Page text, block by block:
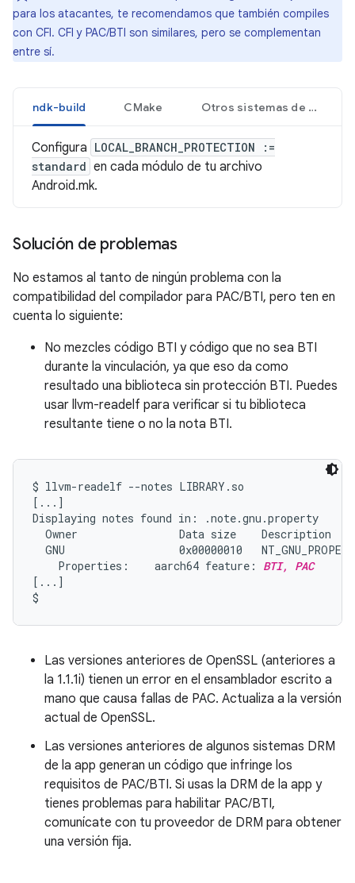
para los atacantes, te recomendamos que también compiles
con CFI. CFI y PAC/BTI son similares, pero se complementan
entre sí.
ndk-build CMake Otros sistemas de compilaciones
Configura LOCAL_BRANCH_PROTECTION :=
standard en cada módulo de tu archivo
Android.mk.
Solución de problemas
No estamos al tanto de ningún problema con la
compatibilidad del compilador para PAC/BTI, pero ten en
cuenta lo siguiente:
No mezcles código BTI y código que no sea BTI
durante la vinculación, ya que eso da como
resultado una biblioteca sin protección BTI. Puedes
usar llvm-readelf para verificar si tu biblioteca
resultante tiene o no la nota BTI.
$ llvm-readelf --notes LIBRARY.so
[...]
Displaying notes found in: .note.gnu.property
  Owner                Data size    Description
GNU                  0x00000010
    Properties:    aarch64 feature:
BTI, PAC
[...]
Las versiones anteriores de OpenSSL (anteriores a
la 1.1.1i) tienen un error en el ensamblador escrito a
mano que causa fallas de PAC. Actualiza a la versión
actual de OpenSSL.
Las versiones anteriores de algunos sistemas DRM
de la app generan un código que infringe los
requisitos de PAC/BTI. Si usas la DRM de la app y
tienes problemas para habilitar PAC/BTI,
comunícate con tu proveedor de DRM para obtener
una versión fija.